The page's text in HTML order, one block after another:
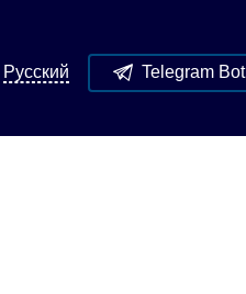
Русский Telegram Bot